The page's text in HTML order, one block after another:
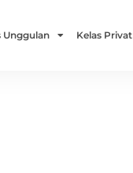
Unggulan Kelas Privat